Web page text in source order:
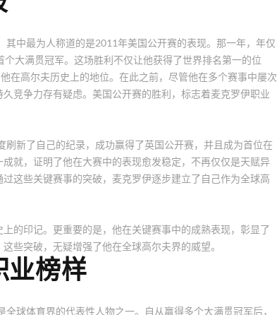
其中最为人称道的是2011年美国公开赛的表现。那一年，年仅
大满贯冠军。这场胜利不仅让他获得了世界排名第一的位
在高尔夫历史上的地位。在此之前，尽管他在多个赛事中屡次
竞争力存有疑虑。美国公开赛的胜利，标志着麦克罗伊职业
新了自己的纪录，成功赢得了英国公开赛，并且成为首位在
就，证明了他在大赛中的表现愈发稳定，不再仅仅是天赋异
这些关键赛事的突破，麦克罗伊逐步建立了自己作为全球高
的印记。更重要的是，他在关键赛事中的成熟表现，彰显了
些突破，无疑增强了他在全球高尔夫界的威望。
业榜样
球体育界的代表性人物之一。自从赢得多个大满贯冠军后，